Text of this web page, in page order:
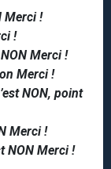
Merci !
!
Merci !
Merci !
NON, point
Merci !
NON Merci !